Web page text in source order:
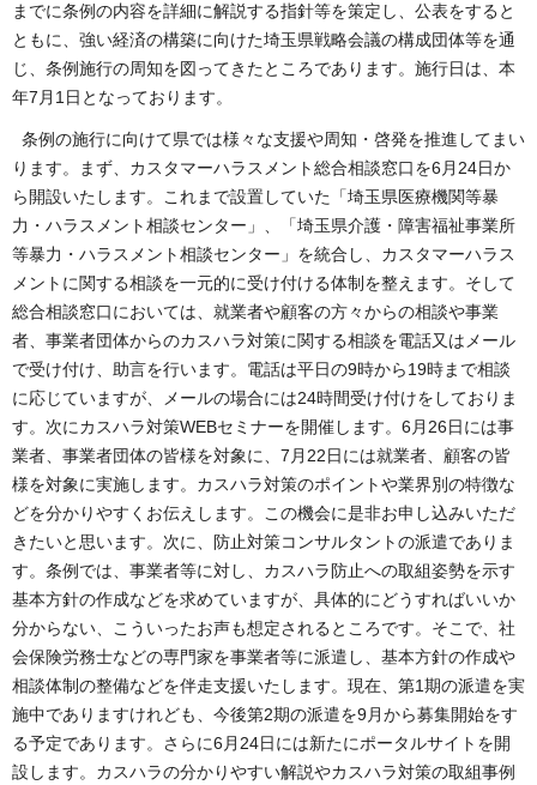
までに条例の内容を詳細に解説する指針等を策定し、公表をすると
ともに、強い経済の構築に向けた埼玉県戦略会議の構成団体等を通
じ、条例施行の周知を図ってきたところであります。施行日は、本
年7月1日となっております。
条例の施行に向けて県では様々な支援や周知・啓発を推進してまい
ります。まず、カスタマーハラスメント総合相談窓口を6月24日か
ら開設いたします。これまで設置していた「埼玉県医療機関等暴
力・ハラスメント相談センター」、「埼玉県介護・障害福祉事業所
等暴力・ハラスメント相談センター」を統合し、カスタマーハラス
メントに関する相談を一元的に受け付ける体制を整えます。そして
総合相談窓口においては、就業者や顧客の方々からの相談や事業
者、事業者団体からのカスハラ対策に関する相談を電話又はメール
で受け付け、助言を行います。電話は平日の9時から19時まで相談
に応じていますが、メールの場合には24時間受け付けをしておりま
す。次にカスハラ対策WEBセミナーを開催します。6月26日には事
業者、事業者団体の皆様を対象に、7月22日には就業者、顧客の皆
様を対象に実施します。カスハラ対策のポイントや業界別の特徴な
どを分かりやすくお伝えします。この機会に是非お申し込みいただ
きたいと思います。次に、防止対策コンサルタントの派遣でありま
す。条例では、事業者等に対し、カスハラ防止への取組姿勢を示す
基本方針の作成などを求めていますが、具体的にどうすればいいか
分からない、こういったお声も想定されるところです。そこで、社
会保険労務士などの専門家を事業者等に派遣し、基本方針の作成や
相談体制の整備などを伴走支援いたします。現在、第1期の派遣を実
施中でありますけれども、今後第2期の派遣を9月から募集開始をす
る予定であります。さらに6月24日には新たにポータルサイトを開
設します。カスハラの分かりやすい解説やカスハラ対策の取組事例